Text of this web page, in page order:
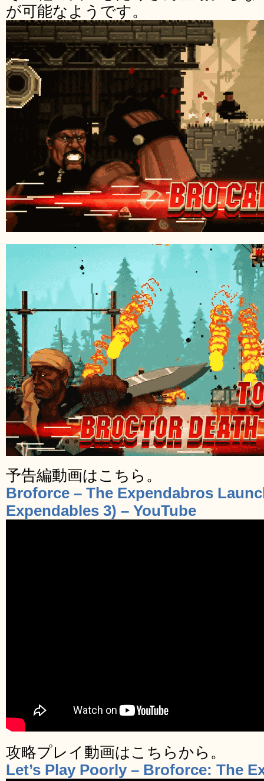
が可能なようです。
予告編動画はこちら。
Broforce – The Expendabros
Expendables 3) – YouTube
攻略プレイ動画はこちらから。
Let’s Play Poorly – Broforce: The